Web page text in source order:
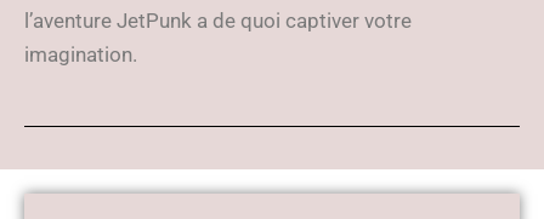
l’aventure JetPunk a de quoi captiver votre
imagination.